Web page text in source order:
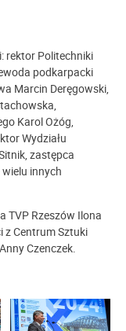
rektor Politechniki
podkarpacki
Marcin Deręgowski,
Karol Ożóg,
Wydziału
zastępca
innych
TVP Rzeszów Ilona
z Centrum Sztuki
Czenczek.